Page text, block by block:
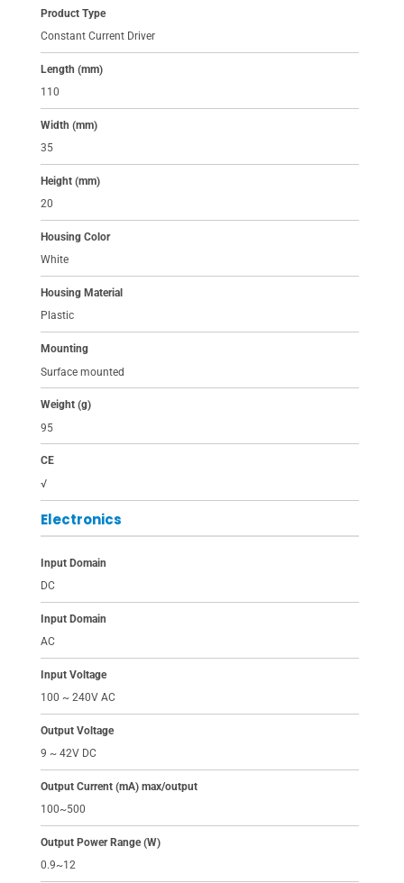
Product Type
Constant Current Driver
Length (mm)
110
Width (mm)
35
Height (mm)
20
Housing Color
White
Housing Material
Plastic
Mounting
Surface mounted
Weight (g)
95
CE
√
Electronics
Input Domain
DC
Input Domain
AC
Input Voltage
100 ~ 240V AC
Output Voltage
9 ~ 42V DC
Output Current (mA) max/output
100~500
Output Power Range (W)
0.9~12